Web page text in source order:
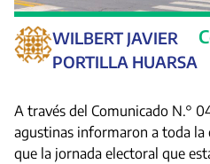
WILBERT JAVIER
PORTILLA HUARSA
A través del Comunicado N.°
agustinas informaron a toda
que la jornada electoral que